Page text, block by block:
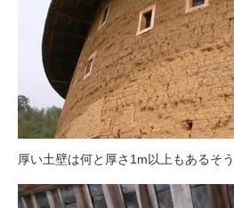
厚い土壁は何と厚さ1m以上もあるそう